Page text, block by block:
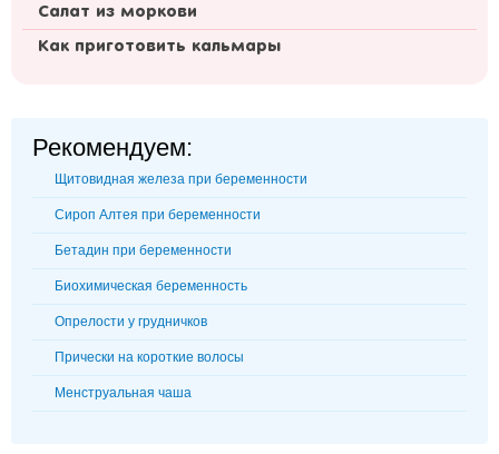
Салат из моркови
Как приготовить кальмары
Рекомендуем:
Щитовидная железа при беременности
Сироп Алтея при беременности
Бетадин при беременности
Биохимическая беременность
Опрелости у грудничков
Прически на короткие волосы
Менструальная чаша